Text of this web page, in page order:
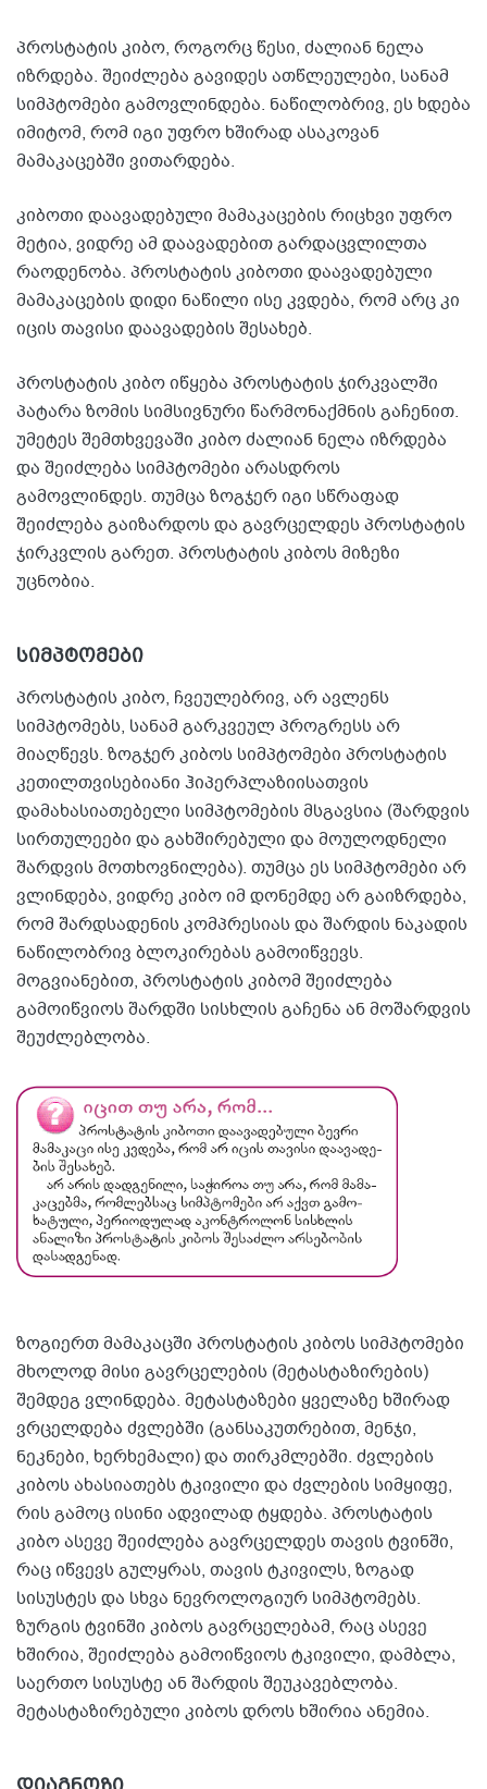
პროსტატის კიბო, როგორც წესი, ძალიან ნელა
იზრდება. შეიძლება გავიდეს ათწლეულები, სანამ
სიმპტომები გამოვლინდება. ნაწილობრივ, ეს ხდება
იმიტომ, რომ იგი უფრო ხშირად ასაკოვან
მამაკაცებში ვითარდება.
კიბოთი დაავადებული მამაკაცების რიცხვი უფრო
მეტია, ვიდრე ამ დაავადებით გარდაცვლილთა
რაოდენობა. პროსტატის კიბოთი დაავადებული
მამაკაცების დიდი ნაწილი ისე კვდება, რომ არც კი
იცის თავისი დაავადების შესახებ.
პროსტატის კიბო იწყება პროსტატის ჯირკვალში
პატარა ზომის სიმსივნური წარმონაქმნის გაჩენით.
უმეტეს შემთხვევაში კიბო ძალიან ნელა იზრდება
და შეიძლება სიმპტომები არასდროს
გამოვლინდეს. თუმცა ზოგჯერ იგი სწრაფად
შეიძლება გაიზარდოს და გავრცელდეს პროსტატის
ჯირკვლის გარეთ. პროსტატის კიბოს მიზეზი
უცნობია.
სიმპტომები
პროსტატის კიბო, ჩვეულებრივ, არ ავლენს
სიმპტომებს, სანამ გარკვეულ პროგრესს არ
მიაღწევს. ზოგჯერ კიბოს სიმპტომები პროსტატის
კეთილთვისებიანი ჰიპერპლაზიისათვის
დამახასიათებელი სიმპტომების მსგავსია (შარდვის
სირთულეები და გახშირებული და მოულოდნელი
შარდვის მოთხოვნილება). თუმცა ეს სიმპტომები არ
ვლინდება, ვიდრე კიბო იმ დონემდე არ გაიზრდება,
რომ შარდსადენის კომპრესიას და შარდის ნაკადის
ნაწილობრივ ბლოკირებას გამოიწვევს.
მოგვიანებით, პროსტატის კიბომ შეიძლება
გამოიწვიოს შარდში სისხლის გაჩენა ან მოშარდვის
შეუძლებლობა.
ზოგიერთ მამაკაცში პროსტატის კიბოს სიმპტომები
მხოლოდ მისი გავრცელების (მეტასტაზირების)
შემდეგ ვლინდება. მეტასტაზები ყველაზე ხშირად
ვრცელდება ძვლებში (განსაკუთრებით, მენჯი,
ნეკნები, ხერხემალი) და თირკმლებში. ძვლების
კიბოს ახასიათებს ტკივილი და ძვლების სიმყიფე,
რის გამოც ისინი ადვილად ტყდება. პროსტატის
კიბო ასევე შეიძლება გავრცელდეს თავის ტვინში,
რაც იწვევს გულყრას, თავის ტკივილს, ზოგად
სისუსტეს და სხვა ნევროლოგიურ სიმპტომებს.
ზურგის ტვინში კიბოს გავრცელებამ, რაც ასევე
ხშირია, შეიძლება გამოიწვიოს ტკივილი, დამბლა,
საერთო სისუსტე ან შარდის შეუკავებლობა.
მეტასტაზირებული კიბოს დროს ხშირია ანემია.